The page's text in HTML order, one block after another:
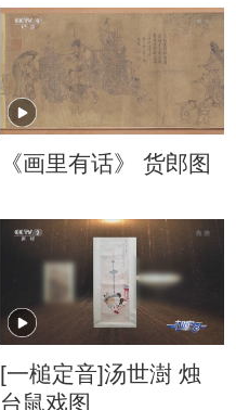
《画里有话》 货郎图
[一槌定音]汤世澍 烛
台鼠戏图